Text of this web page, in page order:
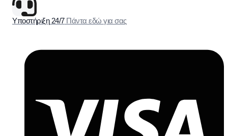
Υποστήριξη 24/7 Πάντα εδώ για σας